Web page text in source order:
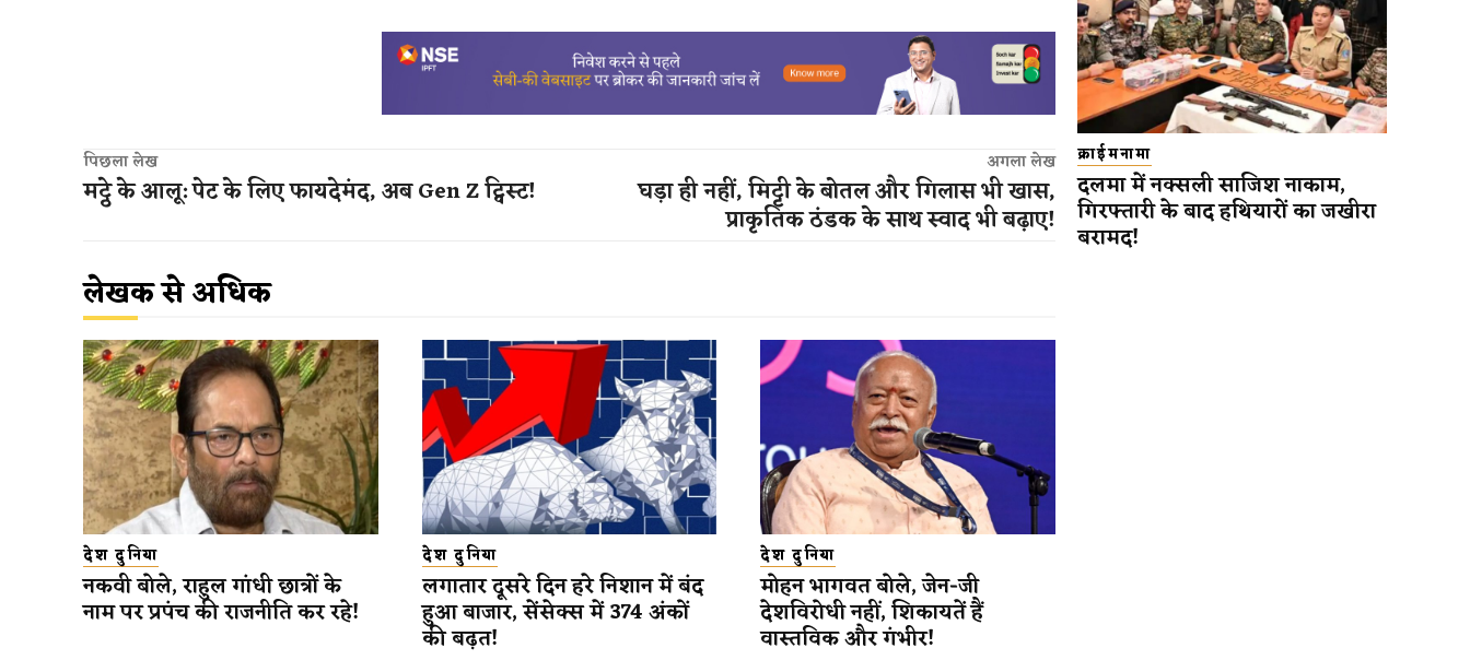
पिछला लेख
मट्ठे के आलू: पेट के लिए फायदेमंद, अब Gen Z ट्विस्ट!
अगला लेख
घड़ा ही नहीं, मिट्टी के बोतल और गिलास भी खास,
प्राकृतिक ठंडक के साथ स्वाद भी बढ़ाए!
लेखक से अधिक
देश दुनिया
नकवी बोले, राहुल गांधी छात्रों के
नाम पर प्रपंच की राजनीति कर रहे!
देश दुनिया
लगातार दूसरे दिन हरे निशान में बंद
हुआ बाजार, सेंसेक्स में 374 अंकों
की बढ़त!
देश दुनिया
मोहन भागवत बोले, जेन-जी
देशविरोधी नहीं, शिकायतें हैं
वास्तविक और गंभीर!
क्राईमनामा
दलमा में नक्सली साजिश नाकाम,
गिरफ्तारी के बाद हथियारों का जखीरा
बरामद!